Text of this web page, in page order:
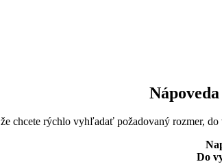
chcete rýchlo vyhľadať požadovaný rozmer,
Do